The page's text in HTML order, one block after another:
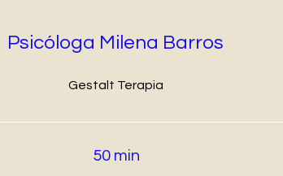
Psicóloga Milena Barros
Gestalt Terapia
50 min